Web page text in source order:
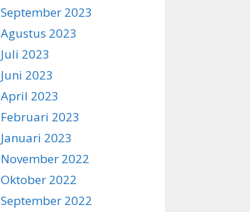
September 2023
Agustus 2023
Juli 2023
Juni 2023
April 2023
Februari 2023
Januari 2023
November 2022
Oktober 2022
September 2022